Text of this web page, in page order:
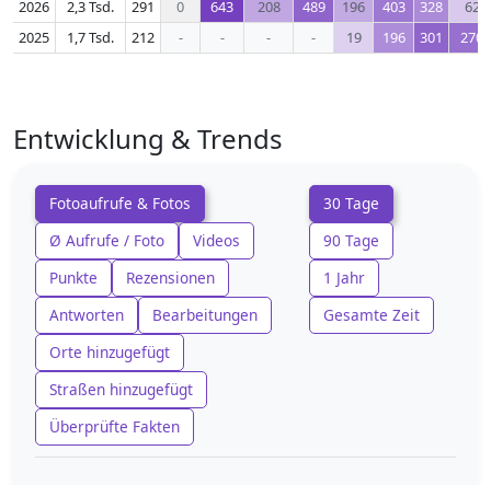
2026 2,3 Tsd. 291 0 643 208 489 196 403 328
62
2025
1,7 Tsd. 212 - - - - 19 196 301 270
Entwicklung & Trends
Fotoaufrufe & Fotos
Ø Aufrufe / Foto
Videos
Punkte
Rezensionen
Antworten
Bearbeitungen
Orte hinzugefügt
Straßen hinzugefügt
Überprüfte Fakten
30 Tage
90 Tage
1 Jahr
Gesamte Zeit